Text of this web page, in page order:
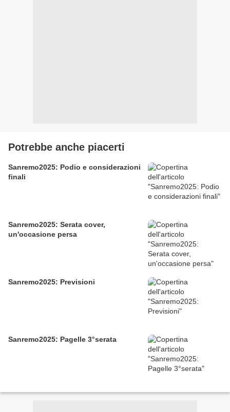
Potrebbe anche piacerti
Sanremo2025: Podio e considerazioni
finali
Sanremo2025: Serata cover,
un'occasione persa
Sanremo2025: Previsioni
Sanremo2025: Pagelle 3°serata